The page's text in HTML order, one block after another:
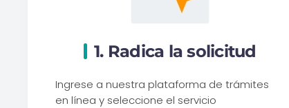
1. Radica la solicitud
Ingrese a nuestra plataforma de trámites
en línea y seleccione el servicio